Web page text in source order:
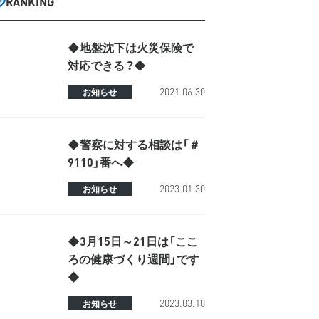
◆地盤沈下は火災保険で
対応できる？◆
お知らせ 2021.06.30
◆警察に対する相談は「＃
9110」番へ◆
お知らせ 2023.01.30
◆3月15日～21日は「ここ
ろの健康づくり週間」です
◆
お知らせ 2023.03.10